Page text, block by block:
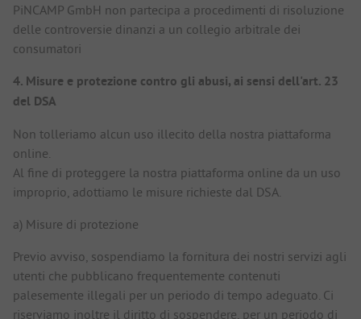
PiNCAMP GmbH non partecipa a procedimenti di risoluzione
delle controversie dinanzi a un collegio arbitrale dei
consumatori
4. Misure e protezione contro gli abusi, ai sensi dell'art. 23
del DSA
Non tolleriamo alcun uso illecito della nostra piattaforma
online.
Al fine di proteggere la nostra piattaforma online da un uso
improprio, adottiamo le misure richieste dal DSA.
a) Misure di protezione
Previo avviso, sospendiamo la fornitura dei nostri servizi agli
utenti che pubblicano frequentemente contenuti
palesemente illegali per un periodo di tempo adeguato. Ci
riserviamo inoltre il diritto di sospendere, per un periodo di